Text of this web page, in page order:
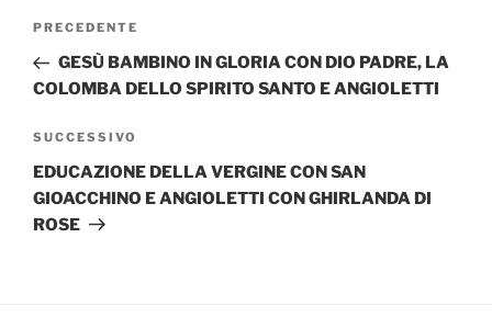
Navigazione
articoli
Articolo
precedente:
PRECEDENTE
GESÙ BAMBINO IN GLORIA CON DIO PADRE, LA
COLOMBA DELLO SPIRITO SANTO E ANGIOLETTI
Articolo
successivo
SUCCESSIVO
EDUCAZIONE DELLA VERGINE CON SAN
GIOACCHINO E ANGIOLETTI CON GHIRLANDA DI
ROSE